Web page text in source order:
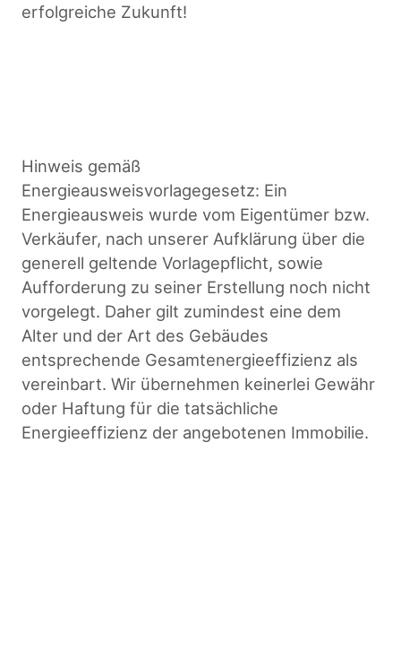
erfolgreiche Zukunft!
Hinweis gemäß
Energieausweisvorlagegesetz: Ein
Energieausweis wurde vom Eigentümer bzw.
Verkäufer, nach unserer Aufklärung über die
generell geltende Vorlagepflicht, sowie
Aufforderung zu seiner Erstellung noch nicht
vorgelegt. Daher gilt zumindest eine dem
Alter und der Art des Gebäudes
entsprechende Gesamtenergieeffizienz als
vereinbart. Wir übernehmen keinerlei Gewähr
oder Haftung für die tatsächliche
Energieeffizienz der angebotenen Immobilie.